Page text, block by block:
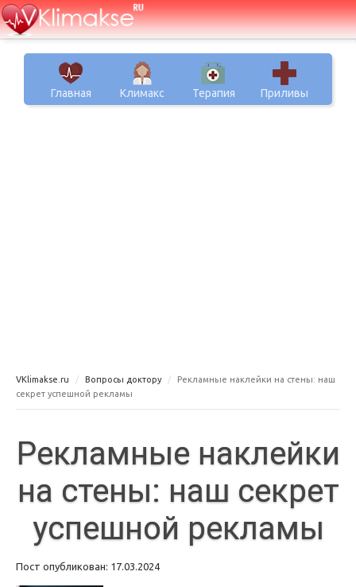
Главная Климакс Терапия Приливы
VKlimakse.ru Вопросы доктору
Рекламные наклейки на стены: наш
секрет успешной рекламы
Рекламные наклейки
на стены: наш секрет
успешной рекламы
Пост опубликован: 17.03.2024